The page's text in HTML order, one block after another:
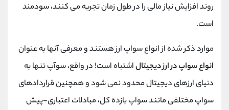
روند افزایش نیاز مالی را در طول زمان تجربه می کنند، سودمند
است.
موارد ذکر شده از انواع سواپ ارز هستند و معرفی آنها به عنوان
انواع سواپ در ارز دیجیتالاشتباه است! در واقع، سوآپ تنها به
دنیای ارزهای دیجیتال محدود نمی شود و همچنین قراردادهای
سواپ مختلفی مانند سواپ بازده کل، مبادلات اعتباری-پیش